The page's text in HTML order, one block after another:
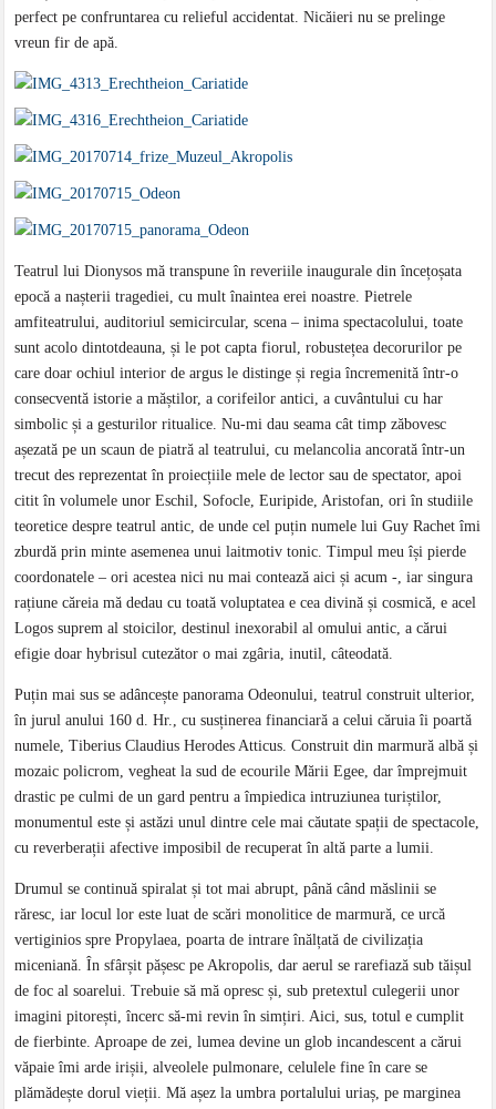
perfect pe confruntarea cu relieful accidentat. Nicăieri nu se prelinge
vreun fir de apă.
Teatrul lui Dionysos mă transpune în reveriile inaugurale din încețoșata
epocă a nașterii tragediei, cu mult înaintea erei noastre. Pietrele
amfiteatrului, auditoriul semicircular, scena – inima spectacolului, toate
sunt acolo dintotdeauna, și le pot capta fiorul, robustețea decorurilor pe
care doar ochiul interior de argus le distinge și regia încremenită într-o
consecventă istorie a măștilor, a corifeilor antici, a cuvântului cu har
simbolic și a gesturilor ritualice. Nu-mi dau seama cât timp zăbovesc
așezată pe un scaun de piatră al teatrului, cu melancolia ancorată într-un
trecut des reprezentat în proiecțiile mele de lector sau de spectator, apoi
citit în volumele unor Eschil, Sofocle, Euripide, Aristofan, ori în studiile
teoretice despre teatrul antic, de unde cel puțin numele lui Guy Rachet îmi
zburdă prin minte asemenea unui laitmotiv tonic. Timpul meu își pierde
coordonatele – ori acestea nici nu mai contează aici și acum -, iar singura
rațiune căreia mă dedau cu toată voluptatea e cea divină și cosmică, e acel
Logos suprem al stoicilor, destinul inexorabil al omului antic, a cărui
efigie doar hybrisul cutezător o mai zgâria, inutil, câteodată.
Puțin mai sus se adâncește panorama Odeonului, teatrul construit ulterior,
în jurul anului 160 d. Hr., cu susținerea financiară a celui căruia îi poartă
numele, Tiberius Claudius Herodes Atticus. Construit din marmură albă și
mozaic policrom, vegheat la sud de ecourile Mării Egee, dar împrejmuit
drastic pe culmi de un gard pentru a împiedica intruziunea turiștilor,
monumentul este și astăzi unul dintre cele mai căutate spații de spectacole,
cu reverberații afective imposibil de recuperat în altă parte a lumii.
Drumul se continuă spiralat și tot mai abrupt, până când măslinii se
răresc, iar locul lor este luat de scări monolitice de marmură, ce urcă
vertiginios spre Propylaea, poarta de intrare înălțată de civilizația
miceniană. În sfârșit pășesc pe Akropolis, dar aerul se rarefiază sub tăișul
de foc al soarelui. Trebuie să mă opresc și, sub pretextul culegerii unor
imagini pitorești, încerc să-mi revin în simțiri. Aici, sus, totul e cumplit
de fierbinte. Aproape de zei, lumea devine un glob incandescent a cărui
văpaie îmi arde irișii, alveolele pulmonare, celulele fine în care se
plămădește dorul vieții. Mă așez la umbra portalului uriaș, pe marginea